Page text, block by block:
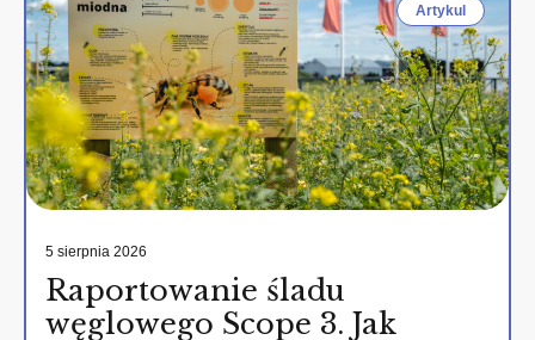
Artykul
5 sierpnia 2026
Raportowanie śladu
węglowego Scope 3. Jak